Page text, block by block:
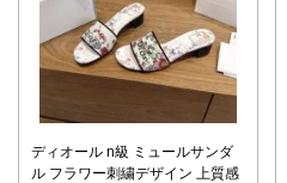
ディオール n級 ミュールサンダ
ル フラワー刺繍デザイン 上質感